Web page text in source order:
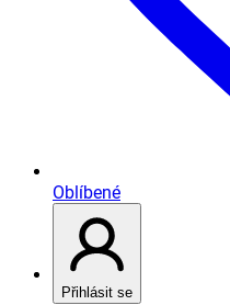
Oblíbené
Přihlásit se